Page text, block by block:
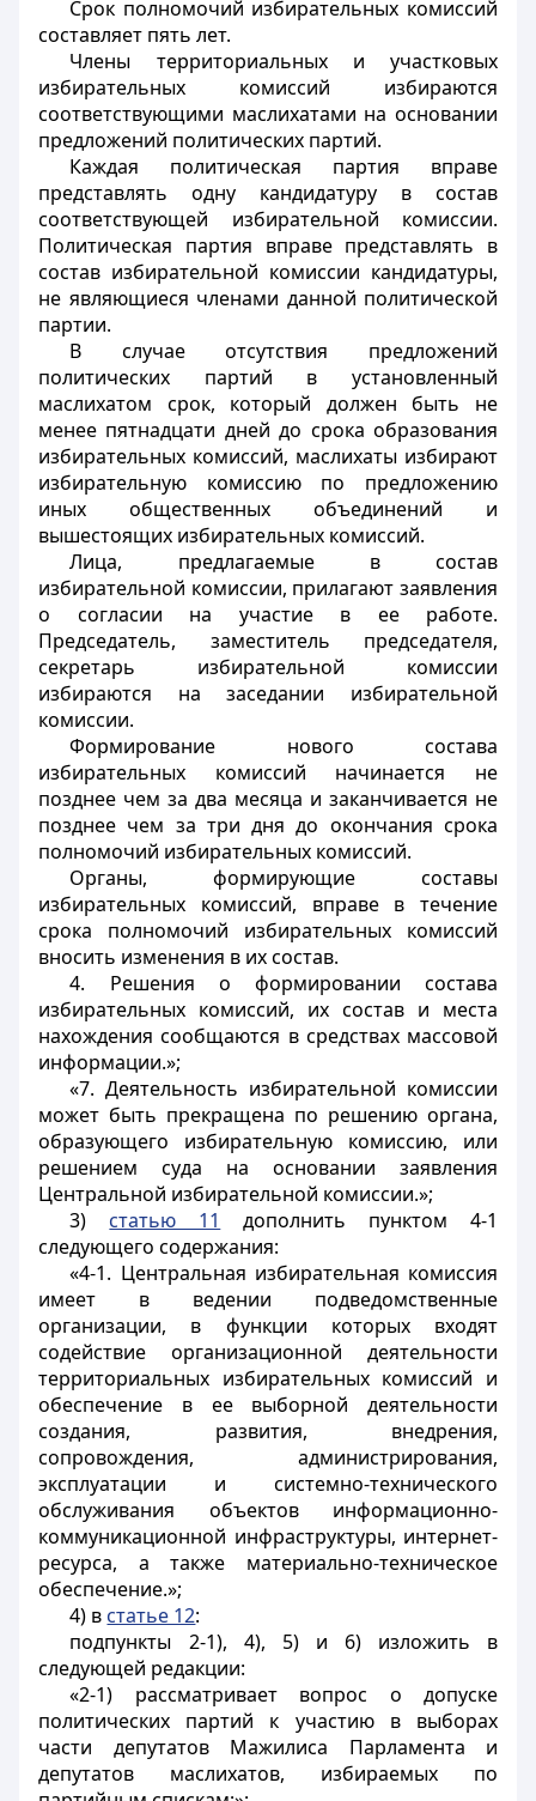
Срок полномочий избирательных комиссий
составляет пять лет.
Члены территориальных и участковых
избирательных комиссий избираются
соответствующими маслихатами на основании
предложений политических партий.
Каждая политическая партия вправе
представлять одну кандидатуру в состав
соответствующей избирательной комиссии.
Политическая партия вправе представлять в
состав избирательной комиссии кандидатуры,
не являющиеся членами данной политической
партии.
В случае отсутствия предложений
политических партий в установленный
маслихатом срок, который должен быть не
менее пятнадцати дней до срока образования
избирательных комиссий, маслихаты избирают
избирательную комиссию по предложению
иных общественных объединений и
вышестоящих избирательных комиссий.
Лица, предлагаемые в состав
избирательной комиссии, прилагают заявления
о согласии на участие в ее работе.
Председатель, заместитель председателя,
секретарь избирательной комиссии
избираются на заседании избирательной
комиссии.
Формирование нового состава
избирательных комиссий начинается не
позднее чем за два месяца и заканчивается не
позднее чем за три дня до окончания срока
полномочий избирательных комиссий.
Органы, формирующие составы
избирательных комиссий, вправе в течение
срока полномочий избирательных комиссий
вносить изменения в их состав.
4. Решения о формировании состава
избирательных комиссий, их состав и места
нахождения сообщаются в средствах массовой
информации.»;
«7. Деятельность избирательной комиссии
может быть прекращена по решению органа,
образующего избирательную комиссию, или
решением суда на основании заявления
Центральной избирательной комиссии.»;
3) статью 11
дополнить пунктом 4-1
следующего содержания:
«4-1. Центральная избирательная комиссия
имеет в ведении подведомственные
организации, в функции которых входят
содействие организационной деятельности
территориальных избирательных комиссий и
обеспечение в ее выборной деятельности
создания, развития, внедрения,
сопровождения, администрирования,
эксплуатации и системно-технического
обслуживания объектов информационно-
коммуникационной инфраструктуры, интернет-
ресурса, а также материально-техническое
обеспечение.»;
4) в статье 12:
подпункты 2-1), 4), 5) и 6) изложить в
следующей редакции:
«2-1) рассматривает вопрос о допуске
политических партий к участию в выборах
части депутатов Мажилиса Парламента и
депутатов маслихатов, избираемых по